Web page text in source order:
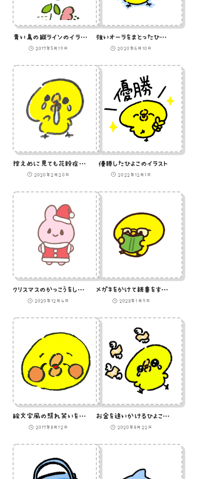
青い鳥の縦ラインのイラスト
2017年5月19日
強いオーラをまとったひよこのイラスト
2020年6月10日
控えめに見ても花粉症なのに認めないひよこのイラスト
2020年2月20日
優勝したひよこのイラスト
2022年12月1日
クリスマスのかっこうをしたうさぎのイラスト
2020年12月4日
メガネをかけて読書をするひよこのイラスト
2023年1月9日
絵文字風の照れ笑いをするひよこのイラスト
2017年8月12日
お金を追いかけるひよこのイラスト
2020年8月22日